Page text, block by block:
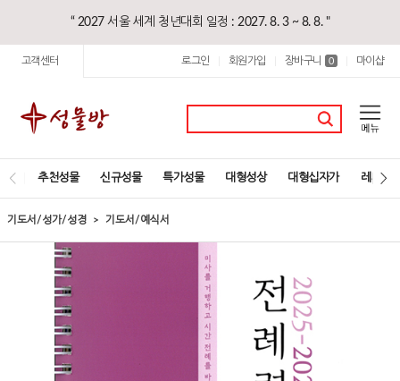
“ 2027 서울 세계 청년대회 일정 : 2027. 8. 3 ~ 8. 8. "
고객센터 로그인 회원가입 장바구니 0 마이샵
추천성물 신규성물 특가성물 대형성상 대형십자가 레지오
기도서/성가/성경 기도서/예식서